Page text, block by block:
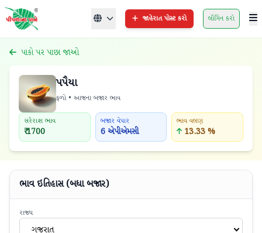
જાહેરાત પોસ્ટ કરો લૉગિન કરો
પાકો પર પાછા જાઓ
પપૈયા
ફળો • આજના બજાર ભાવ
સરેરાશ ભાવ
₹ 1700
બજાર વેપાર
6 એપીએમસી
ભાવ વલણ
13.33 %
ભાવ ઇતિહાસ (બધા બજાર)
રાજ્ય
ગુજરાત